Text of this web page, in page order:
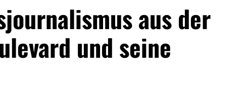
aus der
und seine